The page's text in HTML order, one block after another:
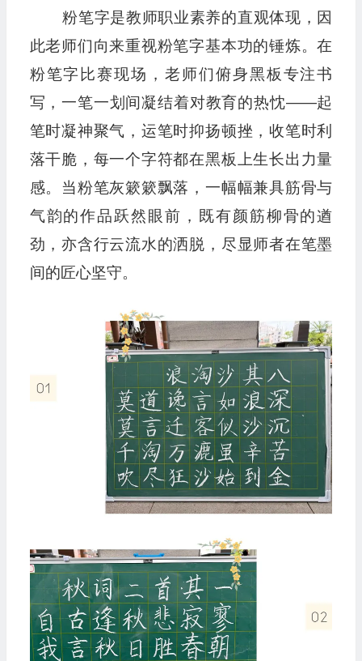
粉笔字是教师职业素养的直观体现，因
此老师们向来重视粉笔字基本功的锤炼。在
粉笔字比赛现场，老师们俯身黑板专注书
写，一笔一划间凝结着对教育的热忱——起
笔时凝神聚气，运笔时抑扬顿挫，收笔时利
落干脆，每一个字符都在黑板上生长出力量
感。当粉笔灰簌簌飘落，一幅幅兼具筋骨与
气韵的作品跃然眼前，既有颜筋柳骨的遒
劲，亦含行云流水的洒脱，尽显师者在笔墨
间的匠心坚守。